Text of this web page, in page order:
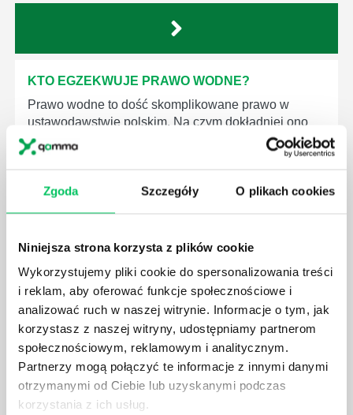
Zgoda Szczegóły O plikach cookies
Niniejsza strona korzysta z plików cookie
Wykorzystujemy pliki cookie do spersonalizowania treści
i reklam, aby oferować funkcje społecznościowe i
analizować ruch w naszej witrynie. Informacje o tym, jak
korzystasz z naszej witryny, udostępniamy partnerom
społecznościowym, reklamowym i analitycznym.
Partnerzy mogą połączyć te informacje z innymi danymi
otrzymanymi od Ciebie lub uzyskanymi podczas
korzystania z ich usług.
KTO EGZEKWUJE PRAWO WODNE?
Prawo wodne to dość skomplikowane prawo w
ustawodawstwie polskim. Na czym dokładniej ono
polega? Kogo w zasadzie obowiązuje? Jak wygląda
egzekwowanie prawa wodnego? Na te pytania
GDZIE MOŻEMY ZAPOZNAĆ SIĘ Z
WYMAGANIAMI NORM JAKOŚCI WYROBÓW
MEDYCZNYCH?
W związku z ogromnym rozwojem dzisiejszego
społeczeństwa wprowadzane jest coraz więcej reguł,
które mają za zadanie poprawić poszczególne
dziedziny gospodarki. Dzięki nim wszystkie firmy
będą zobowiązane przestrzegać zasad, których